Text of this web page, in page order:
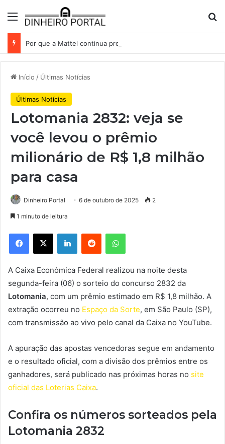
Menu
Início / Últimas Notícias
Últimas Notícias
Lotomania 2832: veja se
você levou o prêmio
milionário de R$ 1,8 milhão
para casa
Dinheiro Portal 6 de outubro de 2025 2
1 minuto de leitura
Facebook
X LinkedinReddit WhatsApp
A Caixa Econômica Federal realizou na noite desta
segunda-feira (06) o sorteio do concurso 2832 da
Lotomania, com um prêmio estimado em R$ 1,8 milhão. A
extração ocorreu no Espaço da Sorte, em São Paulo (SP),
com transmissão ao vivo pelo canal da Caixa no YouTube.
A apuração das apostas vencedoras segue em andamento
e o resultado oficial, com a divisão dos prêmios entre os
ganhadores, será publicado nas próximas horas no site
oficial das Loterias Caixa.
Confira os números sorteados pela
Lotomania 2832